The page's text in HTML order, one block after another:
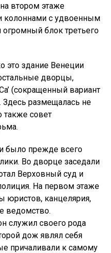
втором этаже
с удвоенным
блок третьего
это здание Венеции
дворцы,
(сокращенный вариант
Здесь размещалась не
также совет
было прежде всего
Во дворце заседали
Верховный суд и
На первом этаже
юристов, канцелярия,
ведомство.
служил своего рода
дож являл себя
причаливали к самому